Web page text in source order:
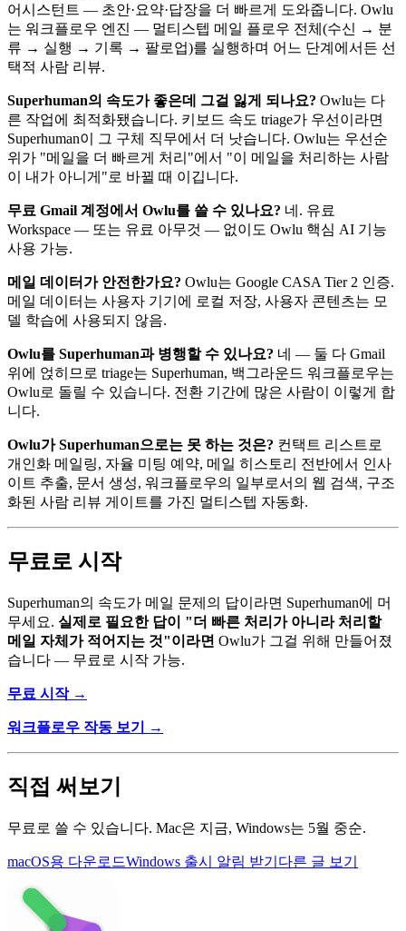
어시스턴트 — 초안·요약·답장을 더 빠르게 도와줍니다. Owlu
는 워크플로우 엔진 — 멀티스텝 메일 플로우 전체(수신 → 분
류 → 실행 → 기록 → 팔로업)를 실행하며 어느 단계에서든 선
택적 사람 리뷰.
Superhuman의 속도가 좋은데 그걸 잃게 되나요? Owlu는 다
른 작업에 최적화됐습니다. 키보드 속도 triage가 우선이라면
Superhuman이 그 구체 직무에서 더 낫습니다. Owlu는 우선순
위가 "메일을 더 빠르게 처리"에서 "이 메일을 처리하는 사람
이 내가 아니게"로 바뀔 때 이깁니다.
무료 Gmail 계정에서 Owlu를 쓸 수 있나요? 네. 유료
Workspace — 또는 유료 아무것 — 없이도 Owlu 핵심 AI 기능
사용 가능.
메일 데이터가 안전한가요? Owlu는 Google CASA Tier 2 인증.
메일 데이터는 사용자 기기에 로컬 저장, 사용자 콘텐츠는 모
델 학습에 사용되지 않음.
Owlu를 Superhuman과 병행할 수 있나요? 네 — 둘 다 Gmail
위에 얹히므로 triage는 Superhuman, 백그라운드 워크플로우는
Owlu로 돌릴 수 있습니다. 전환 기간에 많은 사람이 이렇게 합
니다.
Owlu가 Superhuman으로는 못 하는 것은? 컨택트 리스트로
개인화 메일링, 자율 미팅 예약, 메일 히스토리 전반에서 인사
이트 추출, 문서 생성, 워크플로우의 일부로서의 웹 검색, 구조
화된 사람 리뷰 게이트를 가진 멀티스텝 자동화.
무료로 시작
Superhuman의 속도가 메일 문제의 답이라면 Superhuman에 머
무세요. 실제로 필요한 답이 "더 빠른 처리가 아니라 처리할
메일 자체가 적어지는 것"이라면 Owlu가 그걸 위해 만들어졌
습니다 — 무료로 시작 가능.
무료 시작 →
워크플로우 작동 보기 →
직접 써보기
무료로 쓸 수 있습니다. Mac은 지금, Windows는 5월 중순.
macOS용 다운로드Windows 출시 알림 받기 다른 글 보기